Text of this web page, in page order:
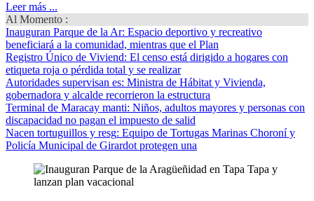
Leer más ...
Al Momento :
Inauguran Parque de la Ar: Espacio deportivo y recreativo
beneficiará a la comunidad, mientras que el Plan
Registro Único de Viviend: El censo está dirigido a hogares con
etiqueta roja o pérdida total y se realizar
Autoridades supervisan es: Ministra de Hábitat y Vivienda,
gobernadora y alcalde recorrieron la estructura
Terminal de Maracay manti: Niños, adultos mayores y personas con
discapacidad no pagan el impuesto de salid
Nacen tortuguillos y resg: Equipo de Tortugas Marinas Choroní y
Policía Municipal de Girardot protegen una